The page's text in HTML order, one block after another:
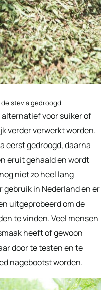
stevia gedroogd
voor suiker of
verder verwerkt worden.
eerst gedroogd, daarna
eruit gehaald en wordt
niet zo heel lang
gebruik in Nederland en er
uitgeprobeerd om de
te vinden. Veel mensen
heeft of gewoon
door te testen en te
nagebootst worden.